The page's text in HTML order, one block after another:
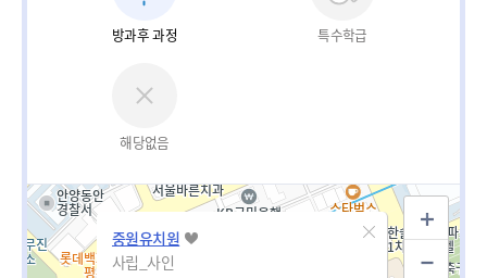
방과후 과정 특수학급
해당없음
중원유치원
사립_사인